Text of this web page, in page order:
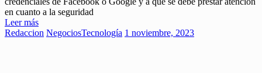
en cuanto a la seguridad
Leer más
Redaccion NegociosTecnología 1 noviembre, 2023